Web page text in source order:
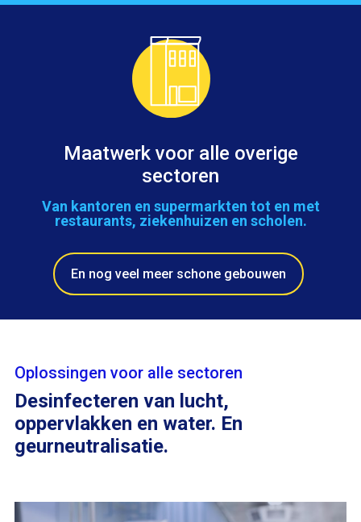
Maatwerk voor alle overige
sectoren
Van kantoren en supermarkten tot en met
restaurants, ziekenhuizen en scholen.
En nog veel meer schone gebouwen
Oplossingen voor alle sectoren
Desinfecteren van lucht,
oppervlakken en water. En
geurneutralisatie.